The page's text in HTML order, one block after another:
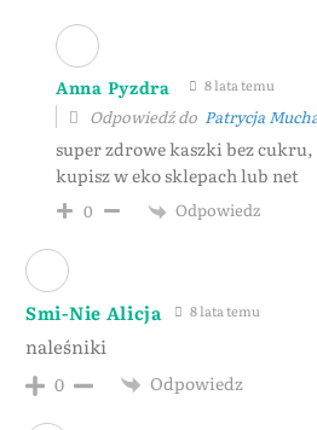
Anna Pyzdra 8 lata temu
Odpowiedź do Patrycja
super zdrowe kaszki bez
kupisz w eko sklepach lub net
0 Odpowiedz
Smi-Nie Alicja 8 lata temu
naleśniki
0 Odpowiedz